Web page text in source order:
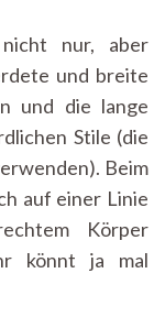
nur, aber
und breite
und die lange
Stile (die
Beim
auf einer Linie
Körper
könnt ja mal